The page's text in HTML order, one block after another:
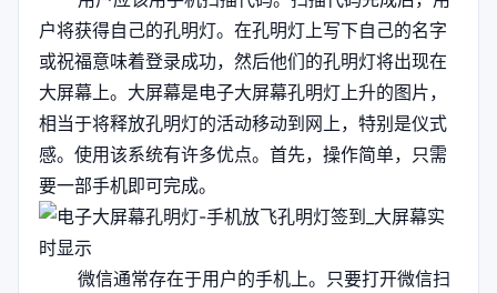
户将获得自己的孔明灯。在孔明灯上写下自己的名字
或祝福意味着登录成功，然后他们的孔明灯将出现在
大屏幕上。大屏幕是电子大屏幕孔明灯上升的图片，
相当于将释放孔明灯的活动移动到网上，特别是仪式
感。使用该系统有许多优点。首先，操作简单，只需
要一部手机即可完成。
微信通常存在于用户的手机上。只要打开微信扫